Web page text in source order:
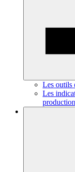
Les outils
Les
production